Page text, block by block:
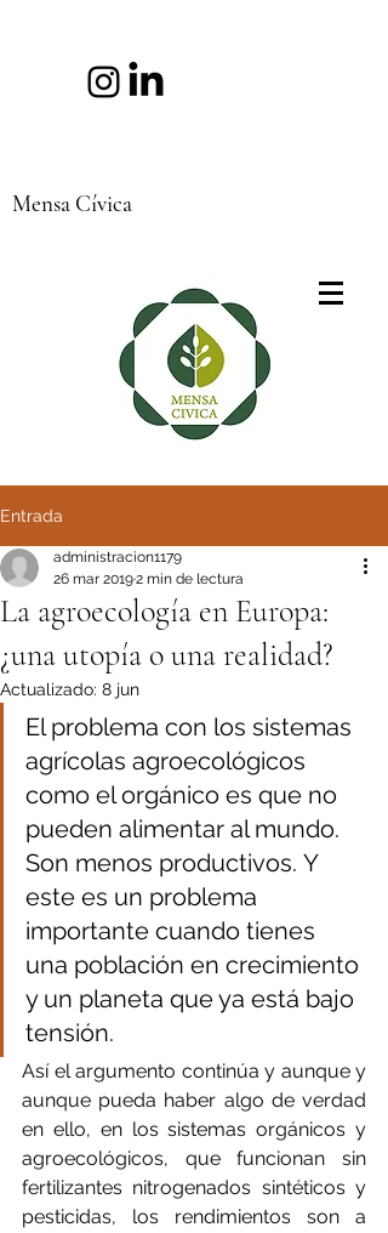
Mensa Cívica
Entrada
La agroecología en Europa:
¿una utopía o una realidad?
administracion1179
26 mar 20192 min de lectura
Actualizado: 8 jun
El problema con los sistemas
agrícolas agroecológicos
como el orgánico es que no
pueden alimentar al mundo.
Son menos productivos. Y
este es un problema
importante cuando tienes
una población en crecimiento
y un planeta que ya está bajo
tensión.
Así el argumento continúa y aunque y
aunque pueda haber algo de verdad
en ello, en los sistemas orgánicos y
agroecológicos, que funcionan sin
fertilizantes nitrogenados sintéticos y
pesticidas, los rendimientos son a